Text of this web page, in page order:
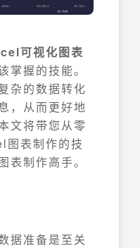
可视化图表
掌握的技能。
杂的数据转化
，从而更好地
文将带您从零
图表制作的技
表制作高手。
据准备是至关